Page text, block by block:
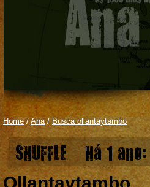
Home/ Ana/ Busca ollantaytambo
SHUFFLE Há 1 ano: